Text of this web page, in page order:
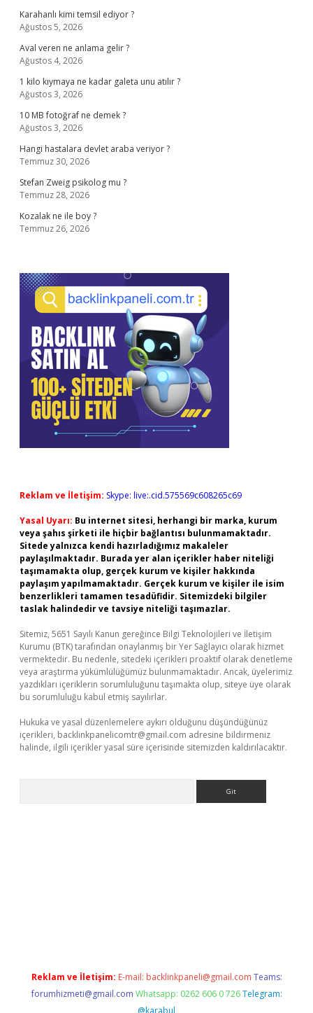
Karahanlı kimi temsil ediyor ?
Ağustos 5, 2026
Aval veren ne anlama gelir ?
Ağustos 4, 2026
1 kilo kıymaya ne kadar galeta unu atılır ?
Ağustos 3, 2026
10 MB fotoğraf ne demek ?
Ağustos 3, 2026
Hangi hastalara devlet araba veriyor ?
Temmuz 30, 2026
Stefan Zweig psikolog mu ?
Temmuz 28, 2026
Kozalak ne ile boy ?
Temmuz 26, 2026
Reklam ve İletişim: Skype: live:.cid.575569c608265c69
Yasal Uyarı: Bu internet sitesi, herhangi bir marka, kurum
veya şahıs şirketi ile hiçbir bağlantısı bulunmamaktadır.
Sitede yalnızca kendi hazırladığımız makaleler
paylaşılmaktadır. Burada yer alan içerikler haber niteliği
taşımamakta olup, gerçek kurum ve kişiler hakkında
paylaşım yapılmamaktadır. Gerçek kurum ve kişiler ile isim
benzerlikleri tamamen tesadüfidir. Sitemizdeki bilgiler
taslak halindedir ve tavsiye niteliği taşımazlar.
Sitemiz, 5651 Sayılı Kanun gereğince Bilgi Teknolojileri ve İletişim
Kurumu (BTK) tarafından onaylanmış bir Yer Sağlayıcı olarak hizmet
vermektedir. Bu nedenle, sitedeki içerikleri proaktif olarak denetleme
veya araştırma yükümlülüğümüz bulunmamaktadır. Ancak, üyelerimiz
yazdıkları içeriklerin sorumluluğunu taşımakta olup, siteye üye olarak
bu sorumluluğu kabul etmiş sayılırlar.
Hukuka ve yasal düzenlemelere aykırı olduğunu düşündüğünüz
içerikleri, backlinkpanelicomtr@gmail.com adresine bildirmeniz
halinde, ilgili içerikler yasal süre içerisinde sitemizden kaldırılacaktır.
Reklam ve İletişim: E-mail: backlinkpaneli@gmail.com Teams:
forumhizmeti@gmail.com Whatsapp: 0262 606 0 726 Telegram:
@karabul